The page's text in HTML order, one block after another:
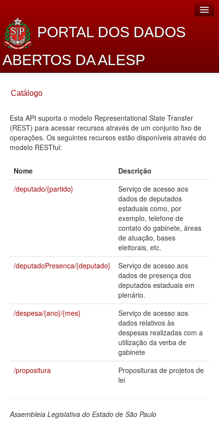
PORTAL DOS DADOS
ABERTOS DA ALESP
Sobre o projeto
Dados Abertos Alesp
Lei de Acesso à Informação
Planejamento
Catálogo de dados
Legislação
Perguntas frequentes
Catálogo
Esta API suporta o modelo Representational State Transfer
(REST) para acessar recursos através de um conjunto fixo de
operações. Os seguintes recursos estão disponíveis através do
modelo RESTful:
Nome
Descrição
/deputado/{partido}
Serviço de acesso aos
dados de deputados
estaduais como, por
exemplo, telefone de
contato do gabinete, áreas
de atuação, bases
eleitorais, etc.
/deputadoPresenca/{deputado}
Serviço de acesso aos
dados de presença dos
deputados estaduais em
plenário.
/despesa/{ano}/{mes}
Serviço de acesso aos
dados relativos às
despesas realizadas com a
utilização da verba de
gabinete
/propositura
Proposituras de projetos de
lei
Assembleia Legislativa do Estado de São Paulo